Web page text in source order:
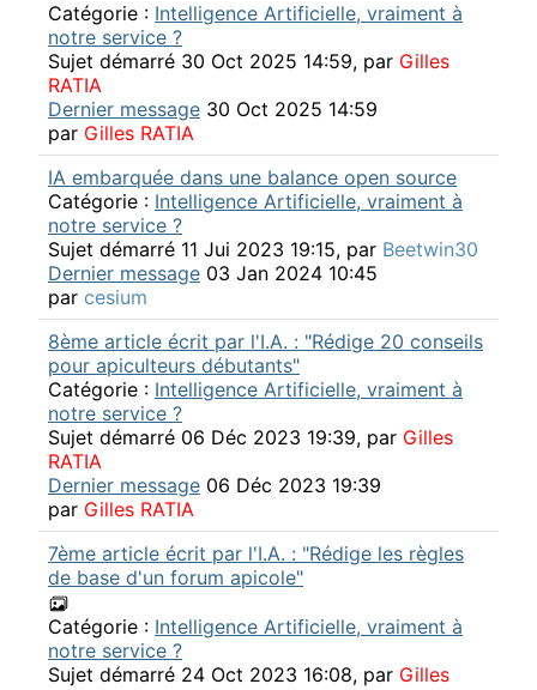
Catégorie : Intelligence Artificielle, vraiment à
notre service ?
Sujet démarré 30 Oct 2025 14:59, par Gilles
RATIA
Dernier message 30 Oct 2025 14:59
par Gilles RATIA
IA embarquée dans une balance open source
Catégorie : Intelligence Artificielle, vraiment à
notre service ?
Sujet démarré 11 Jui 2023 19:15, par Beetwin30
Dernier message 03 Jan 2024 10:45
par cesium
8ème article écrit par l'I.A. : "Rédige 20 conseils
pour apiculteurs débutants"
Catégorie : Intelligence Artificielle, vraiment à
notre service ?
Sujet démarré 06 Déc 2023 19:39, par Gilles
RATIA
Dernier message 06 Déc 2023 19:39
par Gilles RATIA
7ème article écrit par l'I.A. : "Rédige les règles
de base d'un forum apicole"
Catégorie : Intelligence Artificielle, vraiment à
notre service ?
Sujet démarré 24 Oct 2023 16:08, par Gilles